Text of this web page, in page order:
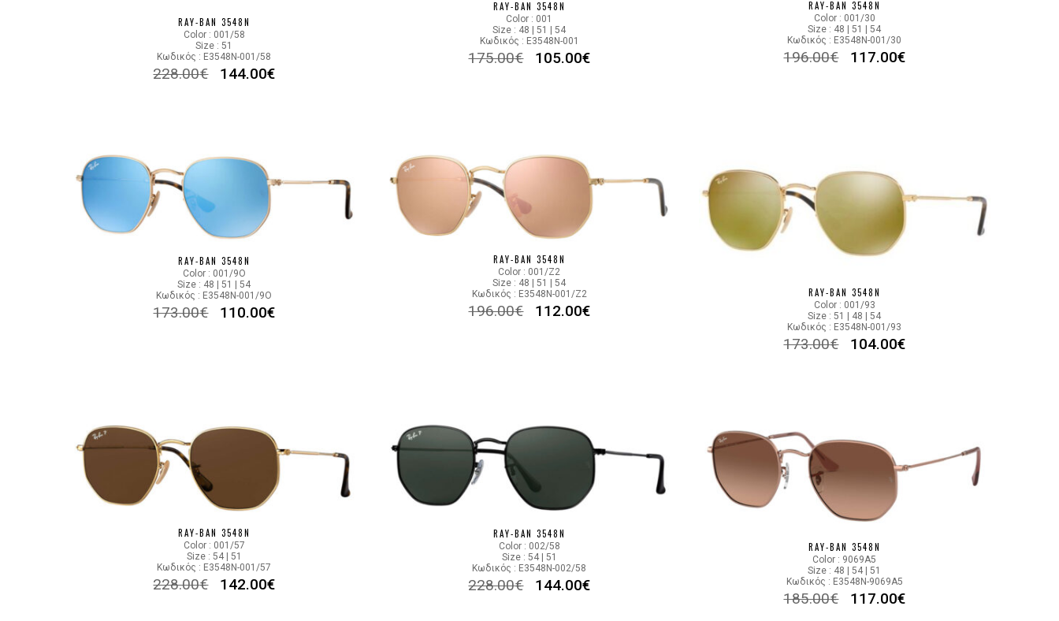
RAY-BAN 3548N
Color : 001/58
Size : 51
Κωδικός : E3548N-001/58
228.00€ 144.00€
RAY-BAN 3548N
Color : 001
Size : 48 | 51 | 54
Κωδικός : E3548N-001
175.00€ 105.00€
RAY-BAN 3548N
Color : 001/30
Size : 48 | 51 | 54
Κωδικός : E3548N-001/30
196.00€ 117.00€
RAY-BAN 3548N
Color : 001/9O
Size : 48 | 51 | 54
Κωδικός : E3548N-001/9O
173.00€ 110.00€
RAY-BAN 3548N
Color : 001/Z2
Size : 48 | 51 | 54
Κωδικός : E3548N-001/Z2
196.00€ 112.00€
RAY-BAN 3548N
Color : 001/93
Size : 51 | 48 | 54
Κωδικός : E3548N-001/93
173.00€ 104.00€
RAY-BAN 3548N
Color : 001/57
Size : 54 | 51
Κωδικός : E3548N-001/57
228.00€ 142.00€
RAY-BAN 3548N
Color : 002/58
Size : 54 | 51
Κωδικός : E3548N-002/58
228.00€ 144.00€
RAY-BAN 3548N
Color : 9069A5
Size : 48 | 54 | 51
Κωδικός : E3548N-9069A5
185.00€ 117.00€